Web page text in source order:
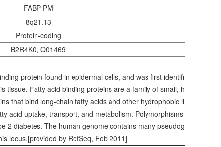
FABP-PM
8q21.13
Protein-coding
B2R4K0, Q01469
-
protein found in epidermal cells, and was first identifi
tissue. Fatty acid binding proteins are a family of small, h
that bind long-chain fatty acids and other hydrophobic li
acid uptake, transport, and metabolism. Polymorphisms
2 diabetes. The human genome contains many pseudog
locus.[provided by RefSeq, Feb 2011]